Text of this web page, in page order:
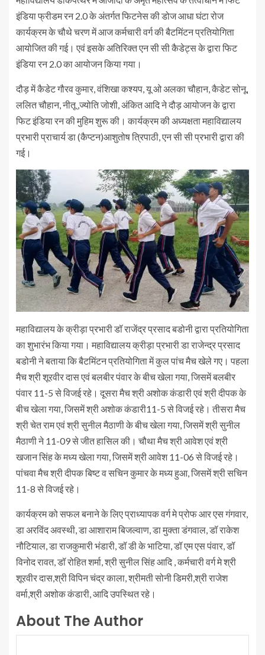
इंडिया फ्रीडम रन 2.0 के अंतर्गत फिटनेस की डोज आधा घंटा रोज
कार्यक्रम के चौथे चरण में आज कर्मचारी वर्ग की बैटमिंटन प्रतियोगिता
आयोजित की गई। एवं इसके अतिरिक्त एन सी सी कैडेट्स के द्वारा फिट
इंडिया रन 2.0 का आयोजन किया गया।
दौड़ में कैडेट गौरव कुमार, वंशिखा कश्यप, यू ओ अलका चौहान, कैडेट सोनू,
ललित चौहान, नीतू ,ज्योति जोशी, अंकित आदि ने दौड़ आयोजन के द्वारा
फिट इंडिया रन की मुहिम शुरू की। कार्यक्रम की अध्यक्षता महाविद्यालय
प्रभारी प्राचार्य डा (कैप्टन)आशुतोष त्रिपाठी, एन सी सी प्रभारी द्वारा की
गई।
महाविद्यालय के क्रीड़ा प्रभारी डॉ राजेंद्र प्रसाद बडोनी द्वारा प्रतियोगिता
का शुभारंभ किया गया। महाविद्यालय क्रीड़ा प्रभारी डा राजेन्द्र प्रसाद
बडोनी ने बताया कि बैटमिंटन प्रतियोगिता में कुल पांच मैच खेले गए। पहला
मैच श्री शूरवीर दास एवं बलबीर पंवार के बीच खेला गया, जिसमें बलबीर
पंवार 11-5 से विजई रहे। दूसरा मैच श्री अशोक कंडारी एवं श्री दीपक के
बीच खेला गया, जिसमें श्री अशोक कंडारी11-5 से विजई रहे। तीसरा मैच
श्री चेत राम एवं श्री सुनील मैठाणी के बीच खेला गया, जिसमें श्री सुनील
मैठाणी ने 11-09 से जीत हासिल की। चौथा मैच श्री आवेश एवं श्री
खजान सिंह के मध्य खेला गया, जिसमें श्री आवेश 11-06 से विजई रहे।
पांचवा मैच श्री दीपक बिष्ट व सचिन कुमार के मध्य हुआ, जिसमें श्री सचिन
11-8 से विजई रहे।
कार्यक्रम को सफल बनाने के लिए प्राध्यापक वर्ग मे प्रोफ आर एस गंगवार,
डा अरविंद अवस्थी, डा आशाराम बिजल्वाण, डा मुक्ता डंगवाल, डॉ राकेश
नौटियाल, डा राजकुमारी भंडारी, डॉ डी के भाटिया, डॉ एम एस पंवार, डॉ
विनोद रावत, डॉ रोहित शर्मा, श्री सुनील सिंह आदि , कर्मचारी वर्ग मे श्री
शूरवीर दास,श्री विपिन चंद्र काला, श्रीमती सोनी डिमरी,श्री राजेश
वर्मा,श्री अशोक कंडारी, आदि उपस्थित रहे।
About The Author